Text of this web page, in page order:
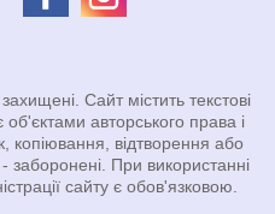
Сайт містить текстові
авторського права і
копіювання, відтворення або
заборонені. При використанні
сайту є обов'язковою.